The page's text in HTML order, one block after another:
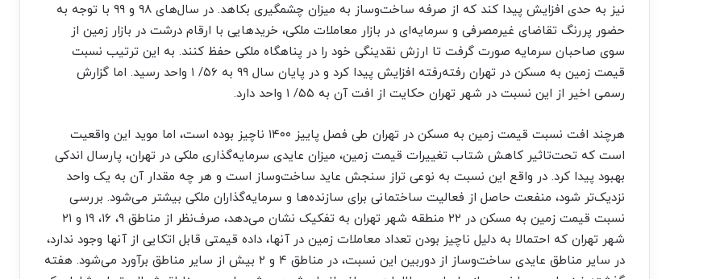
نیز به حدی افزایش پیدا کند که از صرفه ساخت‌وساز به میزان چشمگیری بکاهد. در سال‌‌‌های ۹۸ و ۹۹ با توجه به
حضور پررنگ تقاضای غیرمصرفی و سرمایه‌‌‌ای در بازار معاملات ملکی، خریدهایی با ارقام درشت در بازار زمین از
سوی صاحبان سرمایه صورت گرفت تا ارزش نقدینگی خود را در پناهگاه ملکی حفظ کنند. به این ترتیب نسبت
قیمت زمین به مسکن در تهران رفته‌رفته افزایش پیدا کرد و در پایان سال ۹۹ به ۵۶/ ۱ واحد رسید. اما گزارش
رسمی اخیر از این نسبت در شهر تهران حکایت از افت آن به ۵۵/ ۱ واحد دارد.
هرچند افت نسبت قیمت زمین به مسکن در تهران طی فصل پاییز ۱۴۰۰ ناچیز بوده است، اما موید این واقعیت
است که تحت‌تاثیر کاهش شتاب تغییرات قیمت زمین، میزان عایدی سرمایه‌گذاری ملکی در تهران، پارسال اندکی
بهبود پیدا کرد. در واقع این نسبت به نوعی تراز سنجش عاید ساخت‌وساز است و هر چه مقدار آن به یک واحد
نزدیک‌‌‌تر شود، منفعت حاصل از فعالیت ساختمانی برای سازنده‌‌‌ها و سرمایه‌گذاران ملکی بیشتر می‌شود. بررسی
نسبت قیمت زمین به مسکن در ۲۲ منطقه شهر تهران به تفکیک نشان می‌دهد، صرف‌‌‌نظر از مناطق ۹، ۱۶، ۱۹ و ۲۱
شهر تهران که احتمالا به دلیل ناچیز بودن تعداد معاملات زمین در آنها، داده قیمتی قابل اتکایی از آنها وجود ندارد،
در سایر مناطق عایدی ساخت‌وساز از دوربین این نسبت، در مناطق ۴ و ۲ بیش از سایر مناطق برآورد می‌شود. هفته